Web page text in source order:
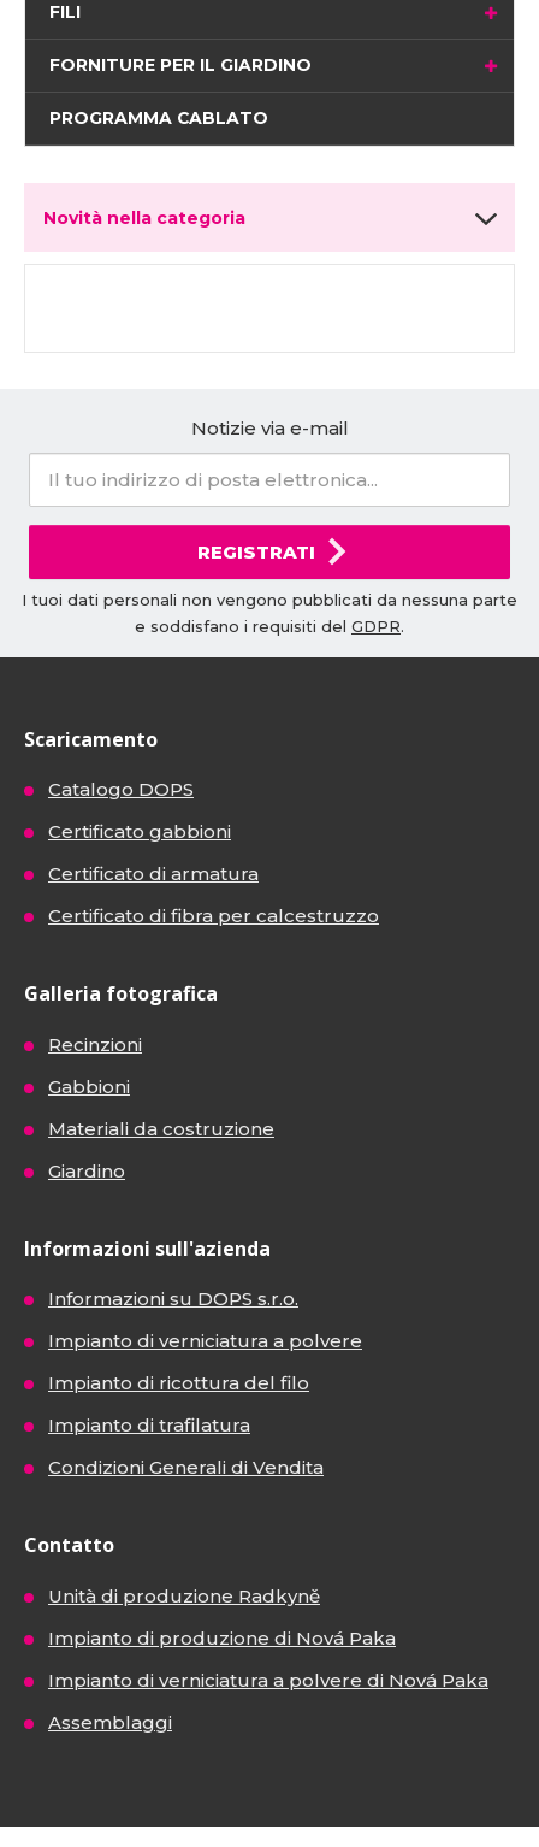
FILI
FORNITURE PER IL GIARDINO
PROGRAMMA CABLATO
Novità nella categoria
Notizie via e-mail
REGISTRATI
I tuoi dati personali non vengono pubblicati da nessuna parte
e soddisfano i requisiti del GDPR.
Scaricamento
Catalogo DOPS
Certificato gabbioni
Certificato di armatura
Certificato di fibra per calcestruzzo
Galleria fotografica
Recinzioni
Gabbioni
Materiali da costruzione
Giardino
Informazioni sull'azienda
Informazioni su DOPS s.r.o.
Impianto di verniciatura a polvere
Impianto di ricottura del filo
Impianto di trafilatura
Condizioni Generali di Vendita
Contatto
Unità di produzione Radkyně
Impianto di produzione di Nová Paka
Impianto di verniciatura a polvere di Nová Paka
Assemblaggi